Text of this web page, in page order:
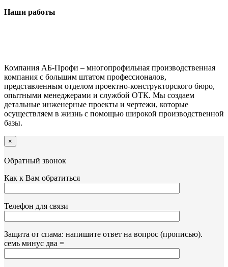
Наши работы
Компания АБ-Профи – многопрофильная производственная
компания с большим штатом профессионалов,
представленным отделом проектно-конструкторского бюро,
опытными менеджерами и службой ОТК. Мы создаем
детальные инженерные проекты и чертежи, которые
осуществляем в жизнь с помощью широкой производственной
базы.
×
Обратный звонок
Как к Вам обратиться
Телефон для связи
Защита от спама: напишите ответ на вопрос (прописью).
семь минус два =